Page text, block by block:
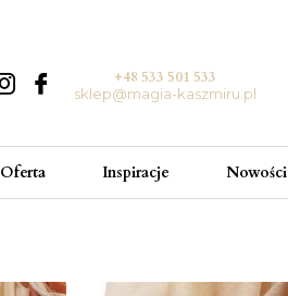
+48 533 501 533
sklep@magia-kaszmiru.pl
Oferta Inspiracje Nowości